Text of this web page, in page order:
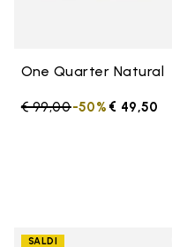
One Quarter Natural
Price reduced from
€ 99,00to € 49,50
-50%
SALDI